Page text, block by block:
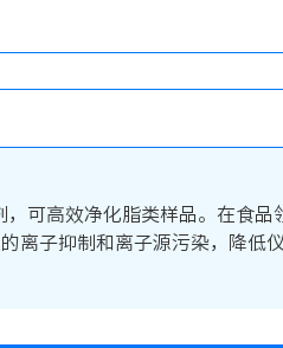
可高效净化脂类样品。在食品
离子抑制和离子源污染，降低